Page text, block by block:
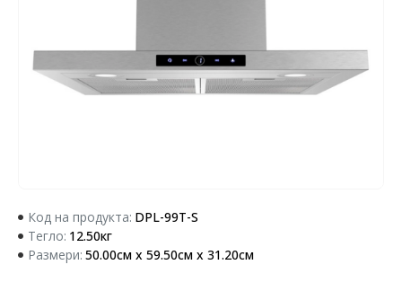
Код на продукта: DPL-99T-S
Тегло: 12.50кг
Размери: 50.00см x 59.50см x 31.20см